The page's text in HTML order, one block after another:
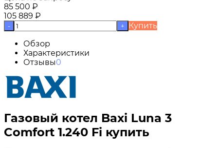
85 500 ₽
105 889 ₽
- +
Купить
Обзор
Характеристики
Отзывы0
Газовый котел Baxi Luna 3
Comfort 1.240 Fi купить